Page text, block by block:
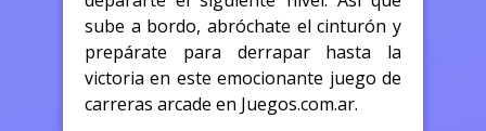
sube a bordo, abróchate el cinturón y
prepárate para derrapar hasta la
victoria en este emocionante juego de
carreras arcade en Juegos.com.ar.